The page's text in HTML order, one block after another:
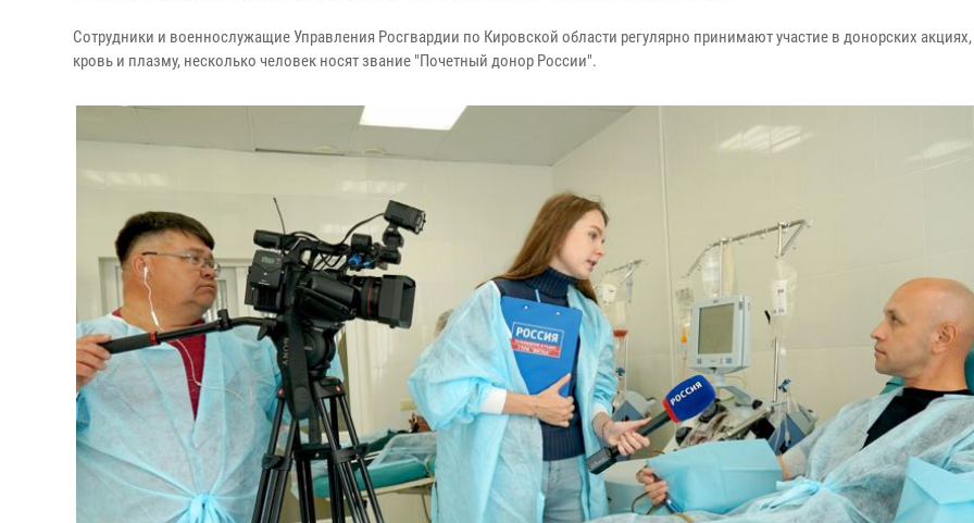
Сотрудники и военнослужащие Управления Росгвардии по Кировской области регулярно принимают участие в донорских акциях,
кровь и плазму, несколько человек носят звание "Почетный донор России".